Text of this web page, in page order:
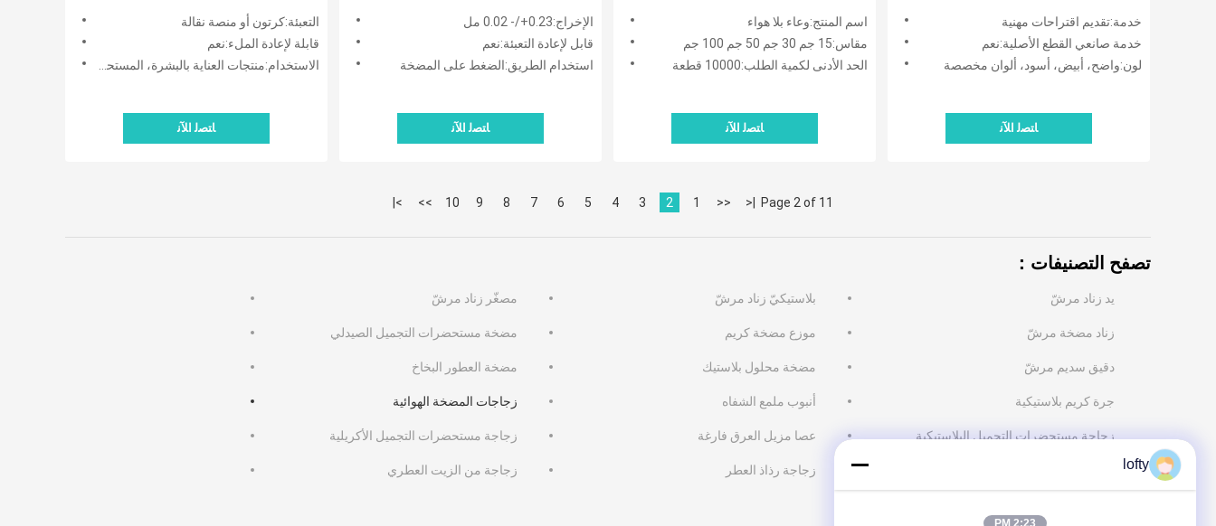
التسرب من البلاستيك PP
التعبئة:كرتون أو منصة نقالة
قابلة لإعادة الملء:نعم
الاستخدام:منتجات العناية بالبشرة، المستحضرات، الأمصال، الكريمات
ﺎﺘﺼﻟ ﺍﻶﻧ
مل 50 مل 75 مل 100 مل
الإخراج:0.23+/- 0.02 مل
قابل لإعادة التعبئة:نعم
استخدام الطريق:الضغط على المضخة
ﺎﺘﺼﻟ ﺍﻶﻧ
جرام لكريم الوجه
اسم المنتج:وعاء بلا هواء
مقاس:15 جم 30 جم 50 جم 100 جم
الحد الأدنى لكمية الطلب:10000 قطعة
ﺎﺘﺼﻟ ﺍﻶﻧ
بلاستيكي قابل للتبديل للكريمات
الراقية للجلد
خدمة:تقديم اقتراحات مهنية
خدمة صانعي القطع الأصلية:نعم
لون:واضح، أبيض، أسود، ألوان مخصصة
ﺎﺘﺼﻟ ﺍﻶﻧ
Page 2 of 11
|<
<<
1
2
3
4
5
6
7
8
9
10
>>
>|
تصفح التصنيفات：
مصغّر زناد مرشّ بلاستيكيّ زناد مرشّ يد زناد مرشّ
مضخة مستحضرات التجميل الصيدلي موزع مضخة كريم زناد مضخة مرشّ
مضخة العطور البخاخ مضخة محلول بلاستيك دقيق سديم مرشّ
زجاجات المضخة الهوائية أنبوب ملمع الشفاه جرة كريم بلاستيكية
زجاجة مستحضرات التجميل الأكريلية عصا مزيل العرق فارغة زجاجة مستحضرات التجميل البلاستيكية
زجاجة من الزيت العطري زجاجة رذاذ العطر lofty
2:23 PM